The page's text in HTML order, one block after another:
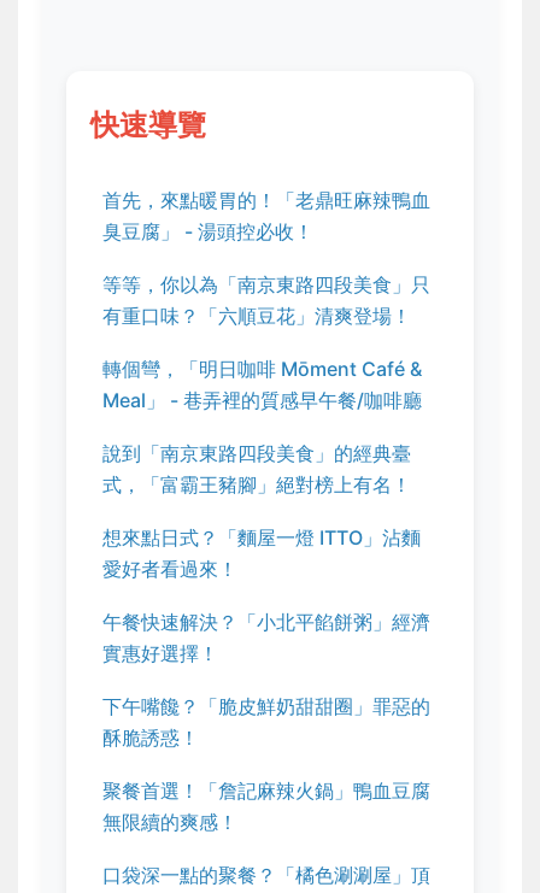
快速導覽
首先，來點暖胃的！「老鼎旺麻辣鴨血
臭豆腐」 - 湯頭控必收！
等等，你以為「南京東路四段美食」只
有重口味？「六順豆花」清爽登場！
轉個彎，「明日咖啡 Mōment Café &
Meal」 - 巷弄裡的質感早午餐/咖啡廳
說到「南京東路四段美食」的經典臺
式，「富霸王豬腳」絕對榜上有名！
想來點日式？「麵屋一燈 ITTO」沾麵
愛好者看過來！
午餐快速解決？「小北平餡餅粥」經濟
實惠好選擇！
下午嘴饞？「脆皮鮮奶甜甜圈」罪惡的
酥脆誘惑！
聚餐首選！「詹記麻辣火鍋」鴨血豆腐
無限續的爽感！
口袋深一點的聚餐？「橘色涮涮屋」頂